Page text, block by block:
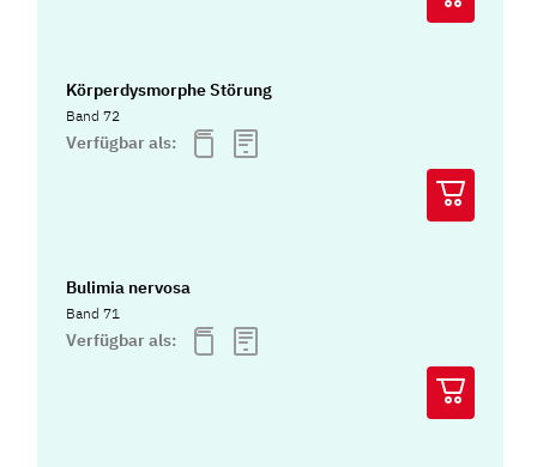
Körperdysmorphe Störung
Band 72
Verfügbar als:
Bulimia nervosa
Band 71
Verfügbar als: